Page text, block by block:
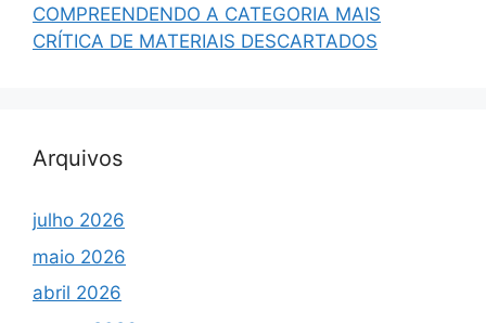
COMPREENDENDO A CATEGORIA MAIS
CRÍTICA DE MATERIAIS DESCARTADOS
Arquivos
julho 2026
maio 2026
abril 2026